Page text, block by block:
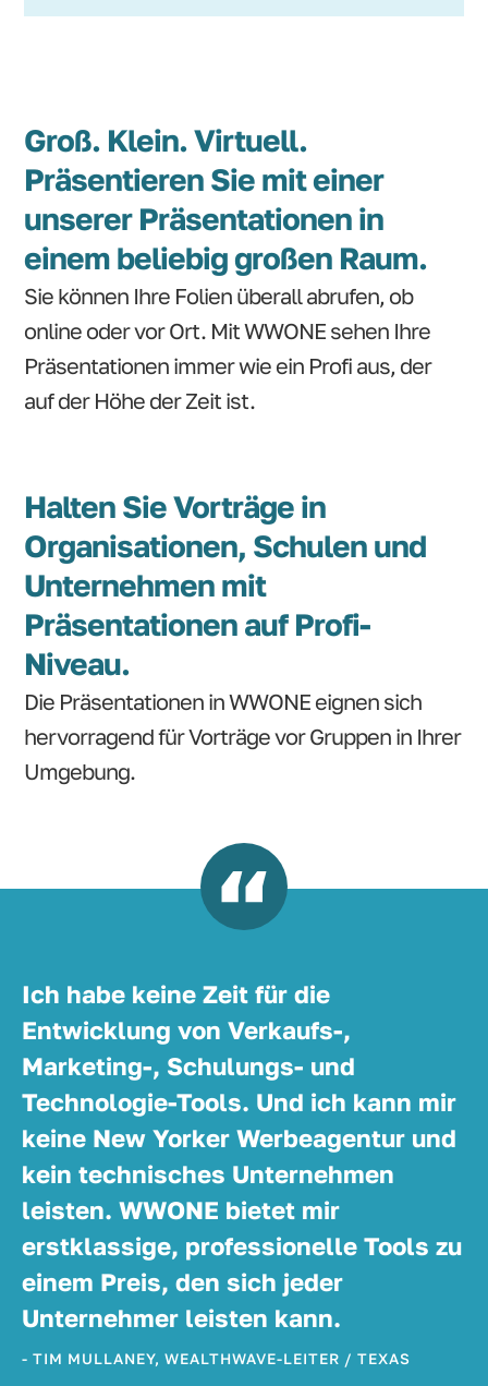
Groß. Klein. Virtuell.
Präsentieren Sie mit einer
unserer Präsentationen in
einem beliebig großen Raum.
Sie können Ihre Folien überall abrufen, ob
online oder vor Ort. Mit WWONE sehen Ihre
Präsentationen immer wie ein Profi aus, der
auf der Höhe der Zeit ist.
Halten Sie Vorträge in
Organisationen, Schulen und
Unternehmen mit
Präsentationen auf Profi-
Niveau.
Die Präsentationen in WWONE eignen sich
hervorragend für Vorträge vor Gruppen in Ihrer
Umgebung.
Ich habe keine Zeit für die
Entwicklung von Verkaufs-,
Marketing-, Schulungs- und
Technologie-Tools. Und ich kann mir
keine New Yorker Werbeagentur und
kein technisches Unternehmen
leisten. WWONE bietet mir
erstklassige, professionelle Tools zu
einem Preis, den sich jeder
Unternehmer leisten kann.
- TIM MULLANEY, WEALTHWAVE-LEITER / TEXAS